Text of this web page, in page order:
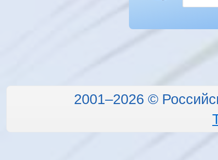
2001–2026 ©